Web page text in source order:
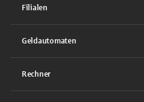
Filialen
Geldautomaten
Rechner